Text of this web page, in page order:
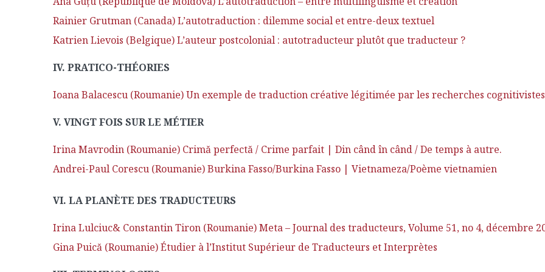
Rainier Grutman (Canada) L’autotraduction : dilemme social et entre-deux textuel
Katrien Lievois (Belgique) L’auteur postcolonial : autotraducteur plutôt que traducteur ?
IV. PRATICO-THÉORIES
Ioana Balacescu (Roumanie) Un exemple de traduction créative légitimée par les recherches cognitivistes
V. VINGT FOIS SUR LE MÉTIER
Irina Mavrodin (Roumanie) Crimă perfectă / Crime parfait | Din când în când / De temps à autre.
Andrei-Paul Corescu (Roumanie) Burkina Fasso/Burkina Fasso | Vietnameza/Poème vietnamien
VI. LA PLANÈTE DES TRADUCTEURS
Irina Lulciuc& Constantin Tiron (Roumanie) Meta – Journal des traducteurs, Volume 51, no 4, décembre
Gina Puică (Roumanie) Étudier à l’Institut Supérieur de Traducteurs et Interprètes